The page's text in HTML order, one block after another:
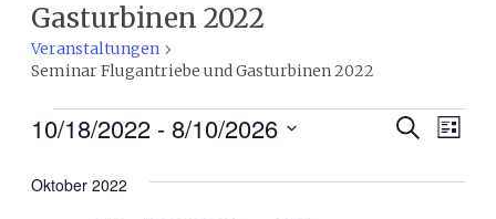
Gasturbinen 2022
Veranstaltungen
Seminar Flugantriebe und Gasturbinen 2022
Veranstaltungen SucheListe
10/18/2022 - 8/10/2026
wählen.
Oktober 2022